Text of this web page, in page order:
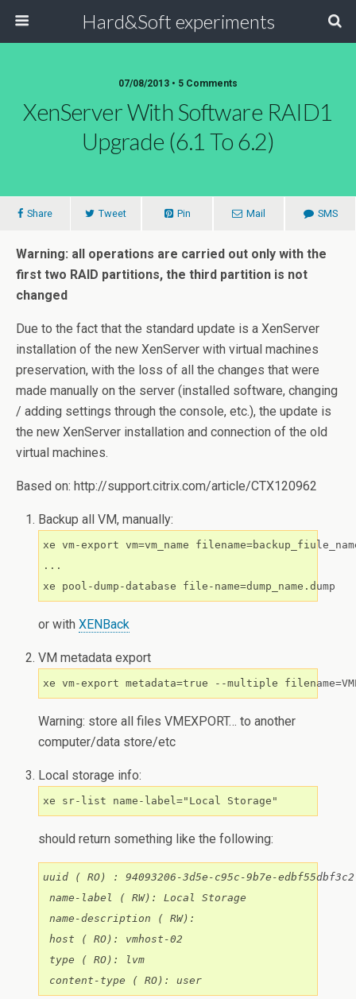
Hard&Soft experiments
07/08/2013 • 5 Comments
XenServer With Software RAID1
Upgrade (6.1 To 6.2)
Share Tweet Pin Mail SMS
Warning: all operations are carried out only with the
first two RAID partitions, the third partition is not
changed
Due to the fact that the standard update is a XenServer
installation of the new XenServer with virtual machines
preservation, with the loss of all the changes that were
made manually on the server (installed software, changing
/ adding settings through the console, etc.), the update is
the new XenServer installation and connection of the old
virtual machines.
Based on: http://support.citrix.com/article/CTX120962
Backup all VM, manually:
xe vm-export vm=vm_name
...
or withXENBack
VM metadata export
xe vm-export metadata=true --multiple
Warning: store all files VMEXPORT… to another
computer/data store/etc
Local storage info:
xe sr-list name-label="Local Storage"
should return something like the following:
uuid ( RO) : 94093206-3d5e-c95c-9b7e-edbf55dbf3c2
name-label ( RW): Local Storage
name-description ( RW):
host ( RO): vmhost-02
type ( RO): lvm